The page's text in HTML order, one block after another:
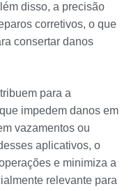
disso, a precisão
corretivos, o que
consertar danos
para a
impedem danos em
vazamentos ou
aplicativos, o
e minimiza a
relevante para